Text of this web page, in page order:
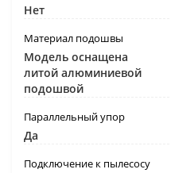
Нет
Материал подошвы
Модель оснащена
литой алюминиевой
подошвой
Параллельный упор
Да
Подключение к пылесосу